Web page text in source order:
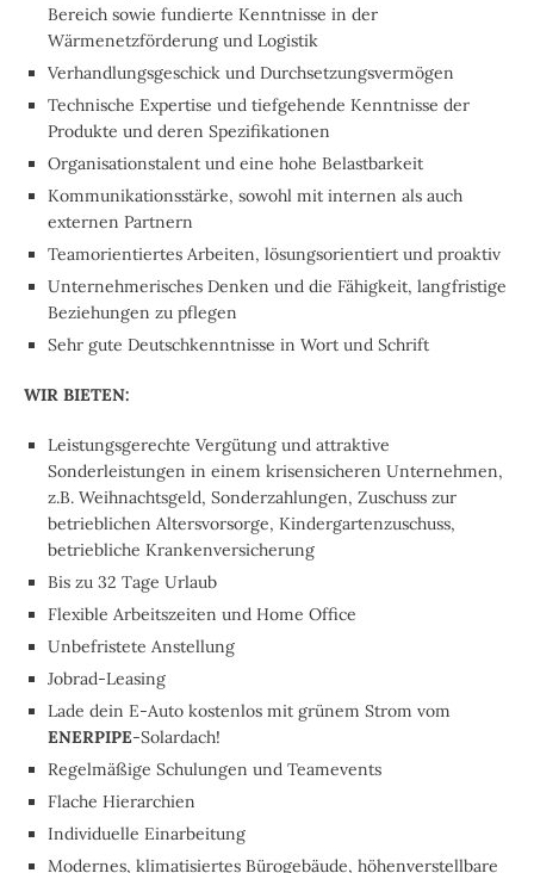
Bereich sowie fundierte Kenntnisse in der
Wärmenetzförderung und Logistik
Verhandlungsgeschick und Durchsetzungsvermögen
Technische Expertise und tiefgehende Kenntnisse der
Produkte und deren Spezifikationen
Organisationstalent und eine hohe Belastbarkeit
Kommunikationsstärke, sowohl mit internen als auch
externen Partnern
Teamorientiertes Arbeiten, lösungsorientiert und proaktiv
Unternehmerisches Denken und die Fähigkeit, langfristige
Beziehungen zu pflegen
Sehr gute Deutschkenntnisse in Wort und Schrift
WIR BIETEN:
Leistungsgerechte Vergütung und attraktive
Sonderleistungen in einem krisensicheren Unternehmen,
z.B. Weihnachtsgeld, Sonderzahlungen, Zuschuss zur
betrieblichen Altersvorsorge, Kindergartenzuschuss,
betriebliche Krankenversicherung
Bis zu 32 Tage Urlaub
Flexible Arbeitszeiten und Home Office
Unbefristete Anstellung
Jobrad-Leasing
Lade dein E-Auto kostenlos mit grünem Strom vom
ENERPIPE-Solardach!
Regelmäßige Schulungen und Teamevents
Flache Hierarchien
Individuelle Einarbeitung
Modernes, klimatisiertes Bürogebäude, höhenverstellbare